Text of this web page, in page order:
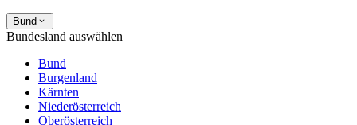
Bund
Bundesland auswählen
Bund
Burgenland
Kärnten
Niederösterreich
Oberösterreich